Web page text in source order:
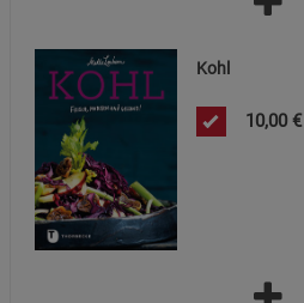
Kohl
10,00 €
Marketing Cookies (3)